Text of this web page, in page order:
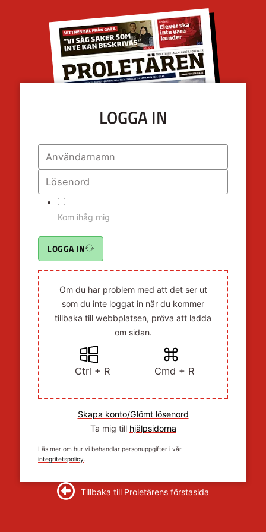
LOGGA IN
Kom ihåg mig
LOGGA IN
Om du har problem med att det ser ut
som du inte loggat in när du kommer
tillbaka till webbplatsen, pröva att ladda
om sidan.
Ctrl + R Cmd + R
Skapa konto/Glömt lösenord
Ta mig till hjälpsidorna
Läs mer om hur vi behandlar personuppgifter i vår
integritetspolicy.
Tillbaka till Proletärens förstasida